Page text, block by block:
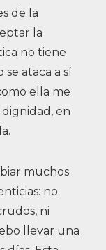
de la
la
no tiene
ataca a sí
ella me
en
muchos
no
ni
llevar una